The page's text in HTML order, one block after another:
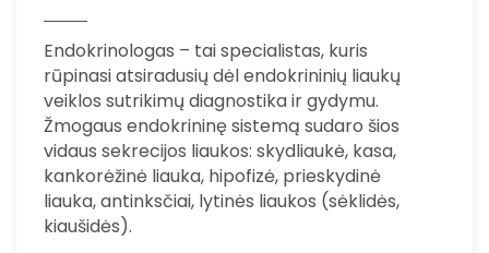
Endokrinologas – tai specialistas, kuris
rūpinasi atsiradusių dėl endokrininių liaukų
veiklos sutrikimų diagnostika ir gydymu.
Žmogaus endokrininę sistemą sudaro šios
vidaus sekrecijos liaukos: skydliaukė, kasa,
kankorėžinė liauka, hipofizė, prieskydinė
liauka, antinksčiai, lytinės liaukos (sėklidės,
kiaušidės).